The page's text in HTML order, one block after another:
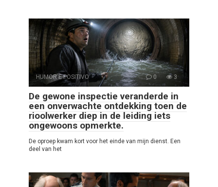
HUMOR E POSITIVO 0 3
De gewone inspectie veranderde in
een onverwachte ontdekking toen de
rioolwerker diep in de leiding iets
ongewoons opmerkte.
De oproep kwam kort voor het einde van mijn dienst. Een
deel van het